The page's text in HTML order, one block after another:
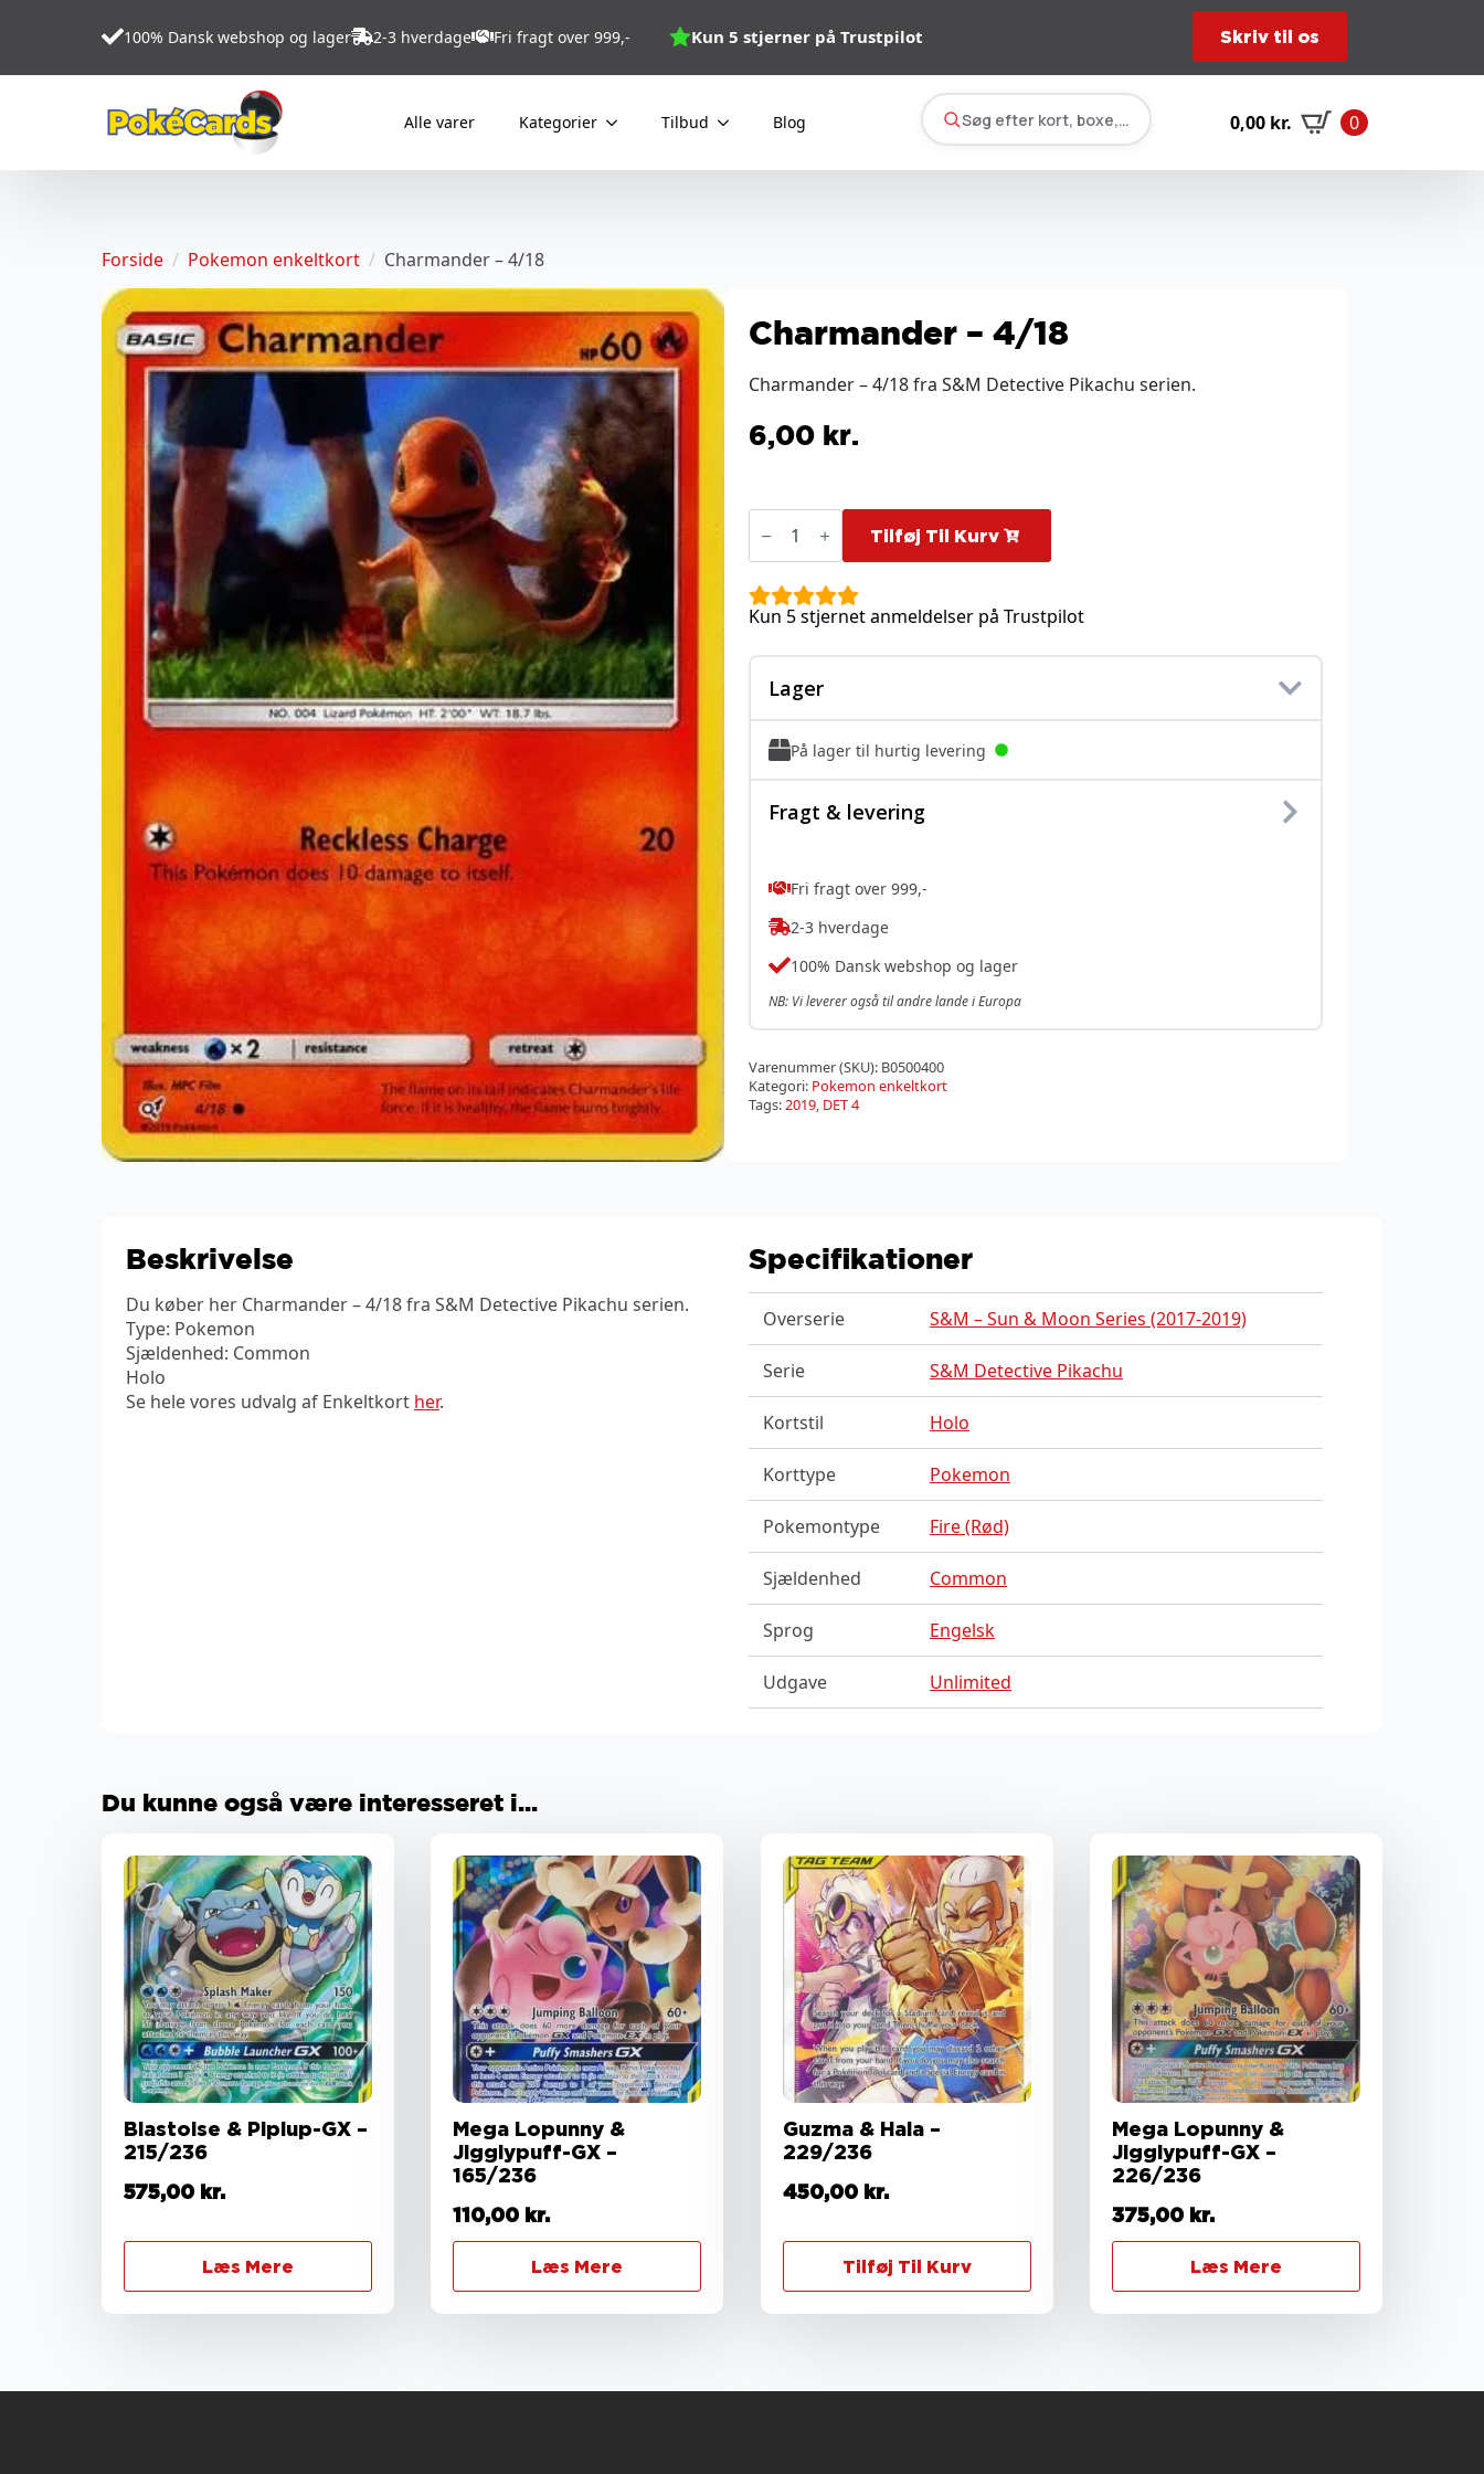
100% Dansk webshop og lager 2-3 hverdage Fri fragt over 999,- Kun 5 stjerner på Trustpilot Skriv til os
Alle varer Kategorier Tilbud Blog Søg efter kort, boxe, tilbehør… 0,00 kr. 0
Forside Pokemon enkeltkort Charmander – 4/18
Charmander – 4/18
Charmander – 4/18 fra S&M Detective Pikachu serien.
6,00 kr.
Charmander
antal
Tilføj Til Kurv
Kun 5 stjernet anmeldelser på Trustpilot
Lager
På lager til hurtig levering
Fragt & levering
Fri fragt over 999,-
2-3 hverdage
100% Dansk webshop og lager
NB: Vi leverer også til andre lande i Europa
Varenummer (SKU): B0500400
Kategori: Pokemon enkeltkort
Tags:2019, DET 4
Beskrivelse
Du køber her Charmander – 4/18 fra S&M Detective Pikachu serien.
Type: Pokemon
Sjældenhed: Common
Holo
Se hele vores udvalg af Enkeltkort her.
Specifikationer
Overserie S&M – Sun & Moon Series (2017-2019)
Serie S&M Detective Pikachu
Kortstil Holo
Korttype Pokemon
Pokemontype Fire (Rød)
Sjældenhed Common
Sprog Engelsk
Udgave Unlimited
Du kunne også være interesseret i...
Blastoise & Piplup-GX –
215/236
575,00 kr.
Læs Mere
Mega Lopunny &
Jigglypuff-GX –
165/236
110,00 kr.
Læs Mere
Guzma & Hala –
229/236
450,00 kr.
Tilføj Til Kurv
Mega Lopunny &
Jigglypuff-GX –
226/236
375,00 kr.
Læs Mere